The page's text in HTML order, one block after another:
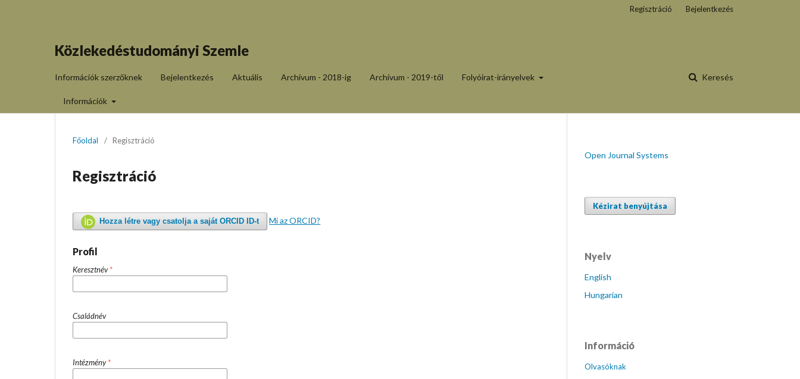
Közlekedéstudományi Szemle
Információk szerzőknek Bejelentkezés Aktuális Archívum - 2018-ig Archívum - 2019-től Folyóirat-irányelvek
Információk
Keresés
Regisztráció Bejelentkezés
Főoldal / Regisztráció
Regisztráció
Hozza létre vagy csatolja a saját ORCID ID-t Mi az ORCID?
Profil
Keresztnév*
Családnév
Intézmény*
Open Journal Systems
Kézirat benyújtása
Nyelv
English
Hungarian
Információ
Olvasóknak